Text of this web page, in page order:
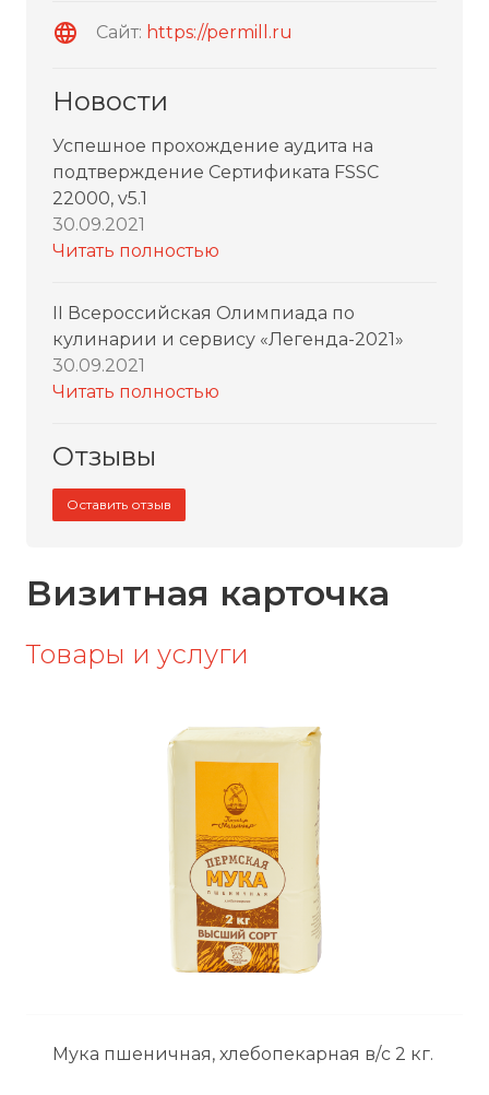
Сайт: https://permill.ru
Новости
Успешное прохождение аудита на
подтверждение Сертификата FSSC
22000, v5.1
30.09.2021
Читать полностью
II Всероссийская Олимпиада по
кулинарии и сервису «Легенда-2021»
30.09.2021
Читать полностью
Отзывы
Оставить отзыв
Визитная карточка
Товары и услуги
Мука пшеничная, хлебопекарная в/с 2 кг.